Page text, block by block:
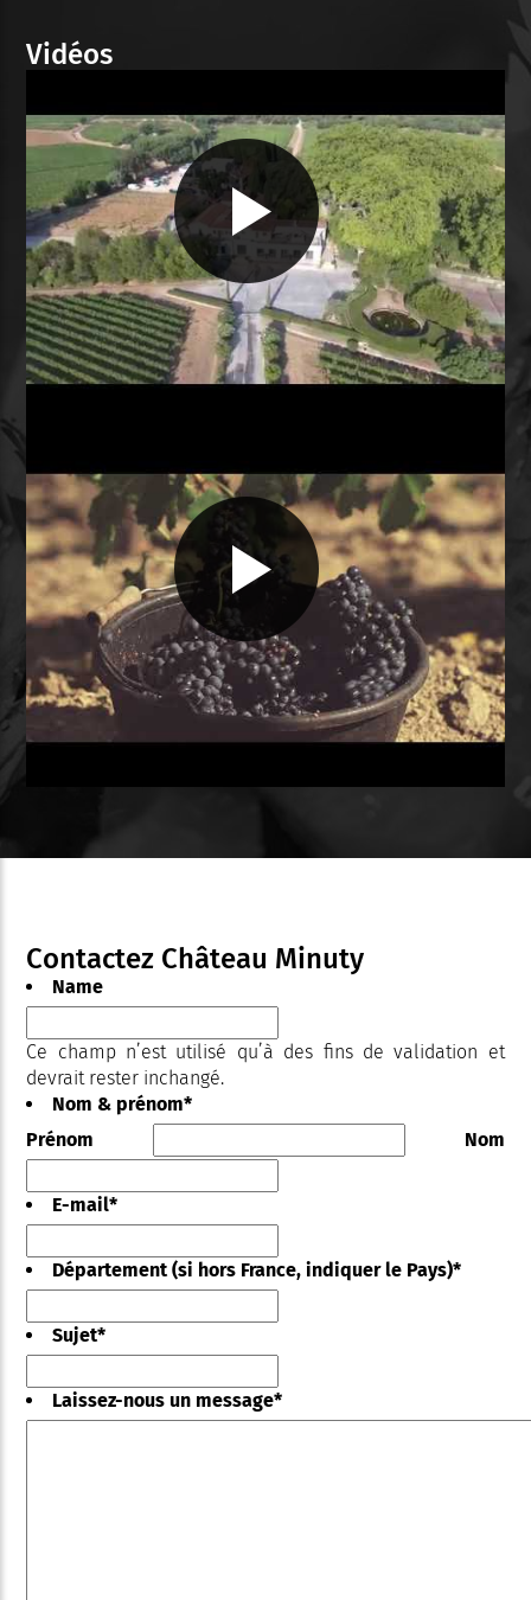
Vidéos
Contactez Château Minuty
Name
Ce champ n’est utilisé qu’à des fins de validation et
devrait rester inchangé.
Nom & prénom*
Prénom
Nom
E-mail*
Département (si hors France, indiquer le Pays)*
Sujet*
Laissez-nous un message*